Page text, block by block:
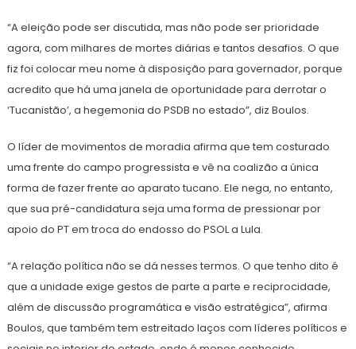
“A eleição pode ser discutida, mas não pode ser prioridade
agora, com milhares de mortes diárias e tantos desafios. O que
fiz foi colocar meu nome à disposição para governador, porque
acredito que há uma janela de oportunidade para derrotar o
‘Tucanistão’, a hegemonia do PSDB no estado”, diz Boulos.
O líder de movimentos de moradia afirma que tem costurado
uma frente do campo progressista e vê na coalizão a única
forma de fazer frente ao aparato tucano. Ele nega, no entanto,
que sua pré-candidatura seja uma forma de pressionar por
apoio do PT em troca do endosso do PSOL a Lula.
“A relação política não se dá nesses termos. O que tenho dito é
que a unidade exige gestos de parte a parte e reciprocidade,
além de discussão programática e visão estratégica”, afirma
Boulos, que também tem estreitado laços com líderes políticos e